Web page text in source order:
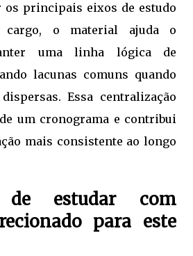
os principais eixos de estudo
cargo, o material ajuda o
uma linha lógica de
lacunas comuns quando
Essa centralização
um cronograma e contribui
mais consistente ao longo
de estudar com
para este